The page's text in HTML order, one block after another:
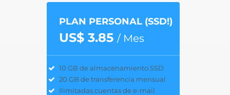
PLAN PERSONAL (SSD!)
US$ 3.85 / Mes
10 GB de almacenamiento SSD
20 GB de transferencia mensual
Ilimitadas cuentas de e-mail